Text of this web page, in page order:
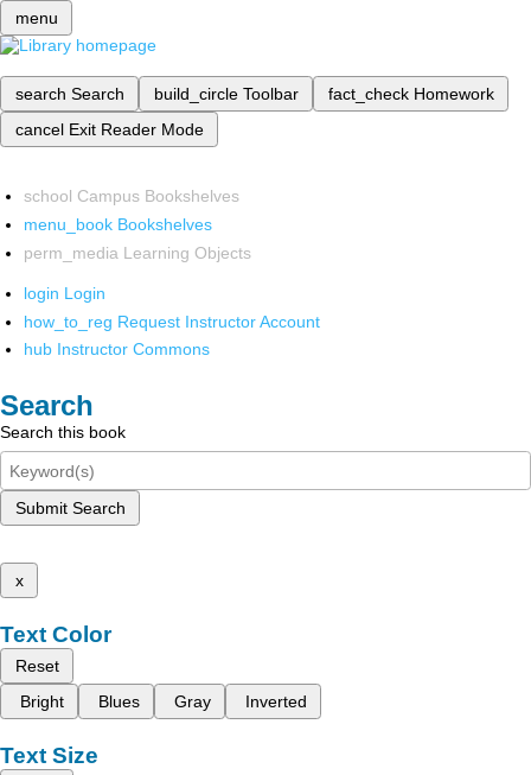
menu
search Search build_circle Toolbar fact_check Homework
cancel Exit Reader Mode
school Campus Bookshelves
menu_book Bookshelves
perm_media Learning Objects
login Login
how_to_reg Request Instructor Account
hub Instructor Commons
Search
Search this book
Submit Search
x
Text Color
Reset
Bright
Blues Gray Inverted
Text Size